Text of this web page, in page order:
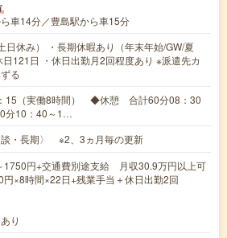
車14分／豊島駅から車15分
日休み） ・長期休暇あり（年末年始/GW/夏
121日 ・休日出勤月2回程度あり ※派遣先カ
る
15（実働8時間） ◆休憩 合計60分08：30
分10：40～1…
談・長期〉 ※2、3ヵ月毎の更新
1750円+交通費別途支給 月収30.9万円以上可
×8時間×22日+残業手当＋休日出勤2回
り